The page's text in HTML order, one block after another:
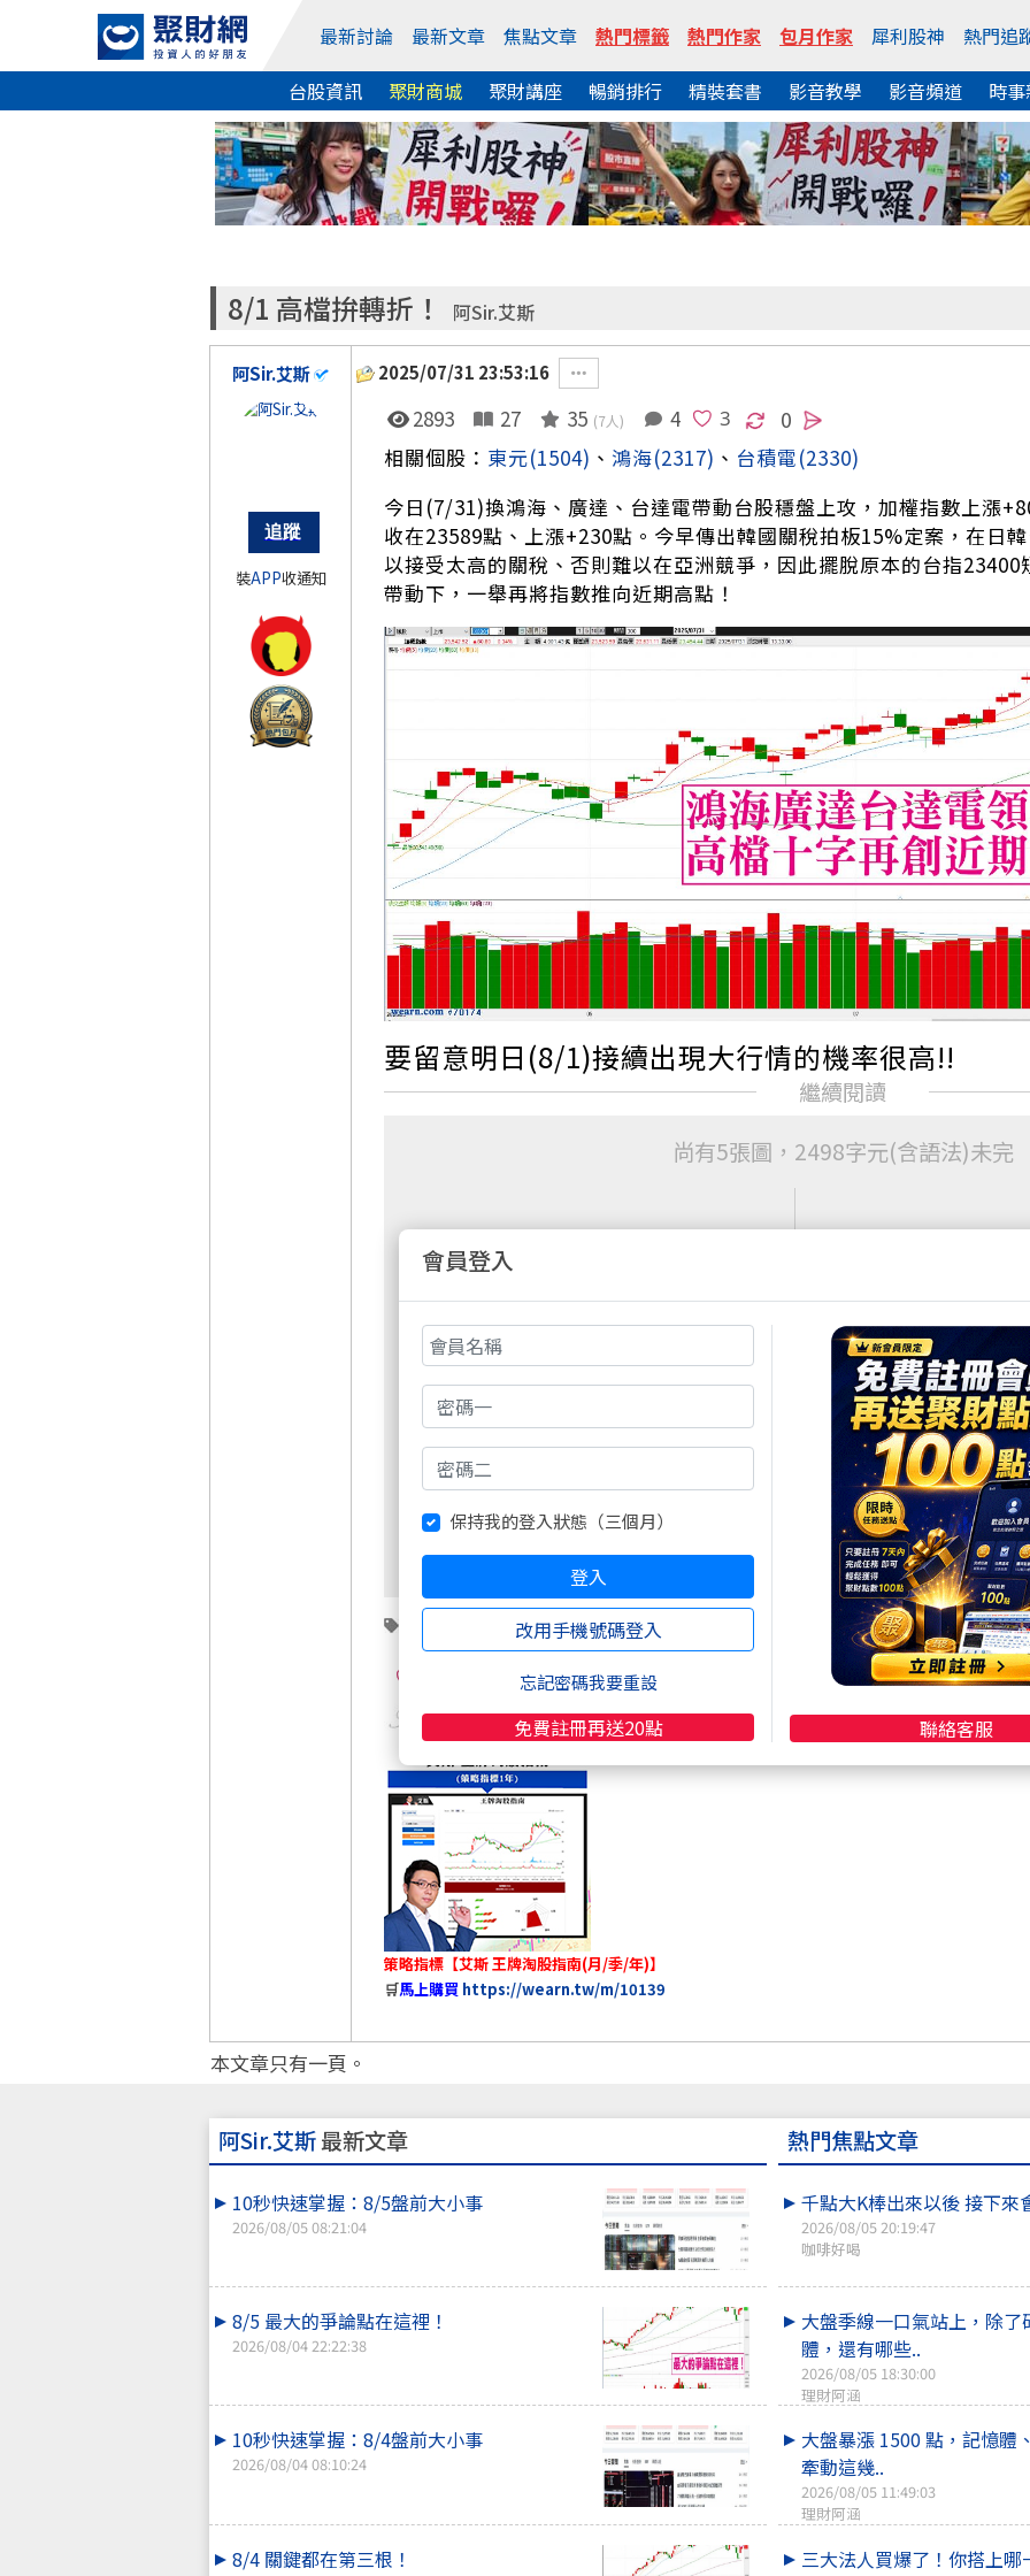
最新討論 最新文章 焦點文章 熱門標籤 熱門作家 包月作家 犀利股神
熱門追
台股資訊
聚財商城 聚財講座 暢銷排行 精裝套書 影音教學 影音頻道 時
8/1 高檔拚轉折！ 阿Sir.艾斯
阿Sir.艾斯
裝APP收通知
2025/07/31 23:53:16
2893 27 35 (7人) 4 0
相關個股： 東元(1504) 、 鴻海(2317) 、 台積電(2330)
今日(7/31)換鴻海、廣達、台達電帶動台股穩盤上攻，加權指數上漲
收在23589點、上漲+230點。今早傳出韓國關稅拍板15%定案，在日
以接受太高的關稅、否則難以在亞洲競爭，因此擺脫原本的台指
帶動下，一舉再將指數推向近期高點！
要留意明日(8/1)接續出現大行情的機率很高!!
尚有5張圖，2498字元(含語法)未完
非會員請先註冊
超商買真方便
快速購點
( 刷卡、Line Pay、Apple
Pay、Google Pay )
鴻海(2317) 台指期 阿Sir.艾斯
策略指標【艾斯 王牌淘股指南(月/季/年)】
🛒馬上購買 https://wearn.tw/m/10139
本文章只有一頁。
阿Sir.艾斯最新文章
10秒快速掌握：8/5盤前大小事
2026/08/05 08:21:04
8/5 最大的爭論點在這裡！
2026/08/04 22:22:38
10秒快速掌握：8/4盤前大小事
2026/08/04 08:10:24
8/4 關鍵都在第三根！
熱門焦點文章
千點大K棒出來以後 接下來
2026/08/05 20:19:47
咖啡好喝
大盤季線一口氣站上，除了
體，還有哪些..
2026/08/05 18:30:00
理財阿涵
大盤暴漲 1500 點，記憶體
牽動這幾..
2026/08/05 11:49:03
理財阿涵
三大法人買爆了！你搭上哪
會員登入
保持我的登入狀態（三個月）
登入
改用手機號碼登入
忘記密碼我要重設
免費註冊再送20點 聯絡客服